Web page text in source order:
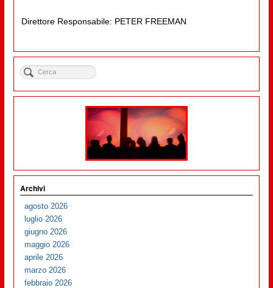
Direttore Responsabile: PETER FREEMAN
Archivi
agosto 2026
luglio 2026
giugno 2026
maggio 2026
aprile 2026
marzo 2026
febbraio 2026